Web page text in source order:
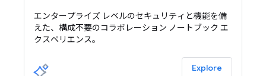
エンタープライズ レベルのセキュリティと機能を備
えた、構成不要のコラボレーション ノートブック エ
クスペリエンス。
Explore